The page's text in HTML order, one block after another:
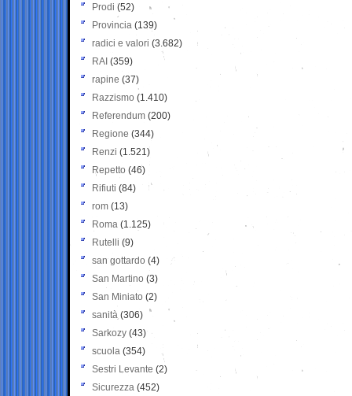
Prodi (52)
Provincia (139)
radici e valori (3.682)
RAI (359)
rapine (37)
Razzismo (1.410)
Referendum (200)
Regione (344)
Renzi (1.521)
Repetto (46)
Rifiuti (84)
rom (13)
Roma (1.125)
Rutelli (9)
san gottardo (4)
San Martino (3)
San Miniato (2)
sanità (306)
Sarkozy (43)
scuola (354)
Sestri Levante (2)
Sicurezza (452)